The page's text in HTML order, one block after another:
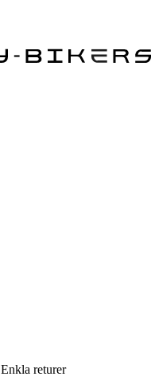
Enkla returer